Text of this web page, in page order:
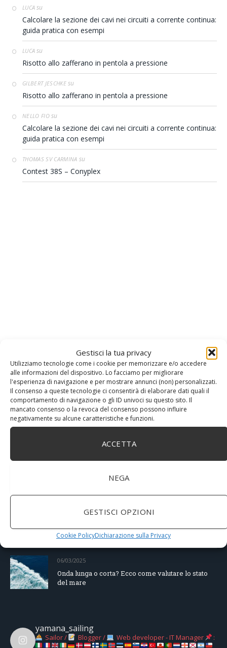
Gestisci la tua privacy
Utilizziamo tecnologie come i cookie per memorizzare e/o accedere
alle informazioni del dispositivo. Lo facciamo per migliorare
l'esperienza di navigazione e per mostrare annunci (non) personalizzati.
Il consenso a queste tecnologie ci consentirà di elaborare dati quali il
comportamento di navigazione o gli ID univoci su questo sito. Il
mancato consenso o la revoca del consenso possono influire
negativamente su alcune caratteristiche e funzioni.
ACCETTA
NEGA
GESTISCI OPZIONI
Cookie PolicyDichiarazione sulla Privacy
LUCA su
Calcolare la sezione dei cavi nei circuiti a corrente continua:
guida pratica con esempi
LUCA su
Risotto allo zafferano in pentola a pressione
GILBERT JESCHKEsu
Risotto allo zafferano in pentola a pressione
NELLO FIOsu
Calcolare la sezione dei cavi nei circuiti a corrente continua:
guida pratica con esempi
THOMAS SV CARMINA su
Contest 38S – Conyplex
RECENT POSTS
05/01/2026
consigli pratici
Corso di manovre: sicurezza e controllo in porto
04/04/2025
connettività in mare
06/03/2025
Onda lunga o corta? Ecco come valutare lo stato
del mare
yamana_sailing
Sailor / Blogger / Web developer - IT Manager
: